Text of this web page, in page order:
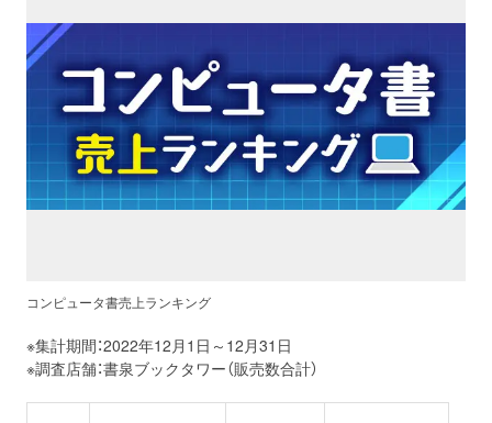
コンピュータ書売上ランキング
※集計期間：2022年12月1日～12月31日
※調査店舗：書泉ブックタワー（販売数合計）
数学
コンピューター
その他
イベント 特典